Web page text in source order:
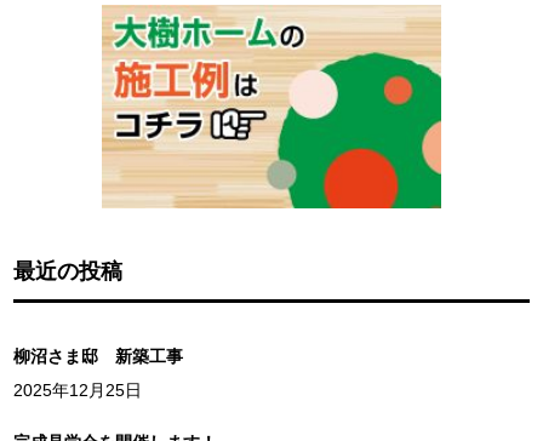
最近の投稿
柳沼さま邸 新築工事
2025年12月25日